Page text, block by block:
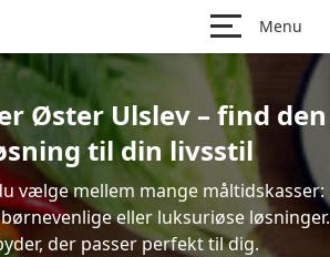
Menu
Øster Ulslev – find den
til din livsstil
vælge mellem mange måltidskasser:
eller luksuriøse løsninger.
der passer perfekt til dig.